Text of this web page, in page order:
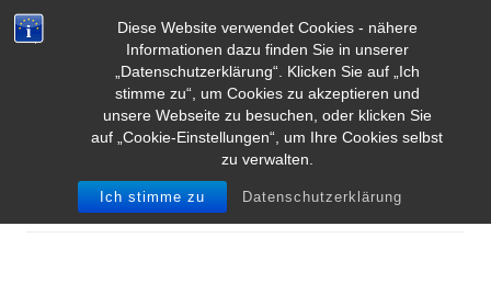
Diese Website verwendet Cookies - nähere
Informationen dazu finden Sie in unserer
„Datenschutzerklärung“. Klicken Sie auf „Ich
stimme zu“, um Cookies zu akzeptieren und
unsere Webseite zu besuchen, oder klicken Sie
auf „Cookie-Einstellungen“, um Ihre Cookies selbst
zu verwalten.
Ich stimme zu Datenschutzerklärung
SCHLAGWORT-ARCHIVE:BERTOLT BRECHT